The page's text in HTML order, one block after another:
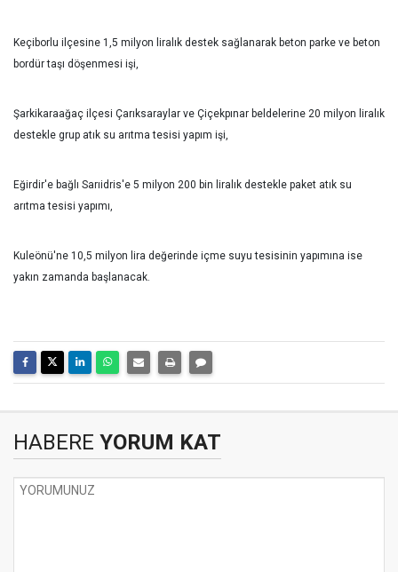
Keçiborlu ilçesine 1,5 milyon liralık destek sağlanarak beton parke ve beton
bordür taşı döşenmesi işi,
Şarkikaraağaç ilçesi Çarıksaraylar ve Çiçekpınar beldelerine 20 milyon liralık
destekle grup atık su arıtma tesisi yapım işi,
Eğirdir'e bağlı Sarıidris'e 5 milyon 200 bin liralık destekle paket atık su
arıtma tesisi yapımı,
Kuleönü'ne 10,5 milyon lira değerinde içme suyu tesisinin yapımına ise
yakın zamanda başlanacak.
HABERE YORUM KAT